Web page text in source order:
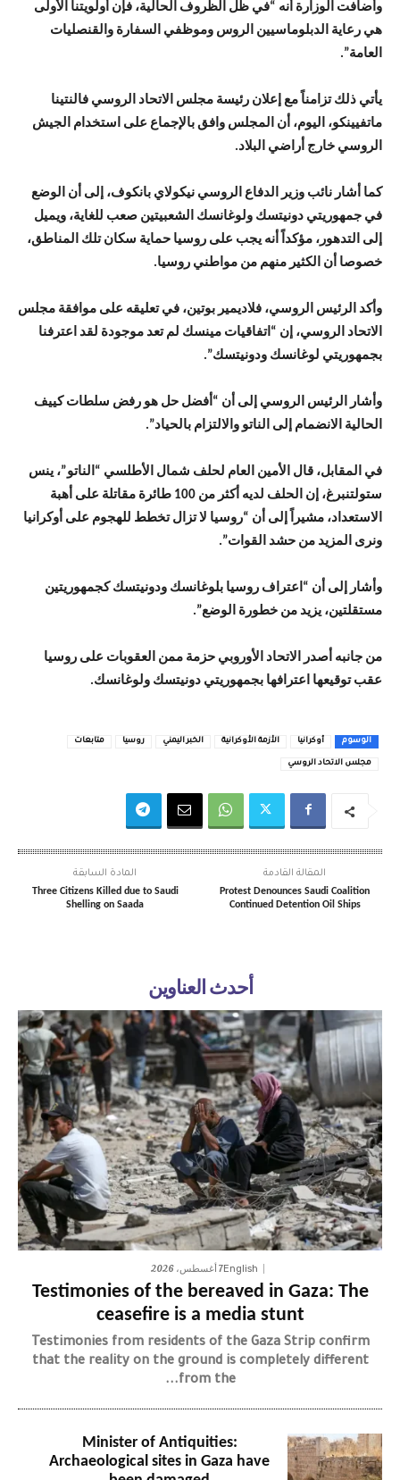
وأضافت الوزارة أنه “في ظل الظروف الحالية، فإن أولويتنا الأولى
هي رعاية الدبلوماسيين الروس وموظفي السفارة والقنصليات
العامة”.
يأتي ذلك تزامناً مع إعلان رئيسة مجلس الاتحاد الروسي فالنتينا
ماتفيينكو، اليوم، أن المجلس وافق بالإجماع على استخدام الجيش
الروسي خارج أراضي البلاد.
كما أشار نائب وزير الدفاع الروسي نيكولاي بانكوف، إلى أن الوضع
في جمهوريتي دونيتسك ولوغانسك الشعبيتين صعب للغاية، ويميل
إلى التدهور، مؤكداً أنه يجب على روسيا حماية سكان تلك المناطق،
خصوصا أن الكثير منهم من مواطني روسيا.
وأكد الرئيس الروسي، فلاديمير بوتين، في تعليقه على موافقة مجلس
الاتحاد الروسي، إن “اتفاقيات مينسك لم تعد موجودة لقد اعترفنا
بجمهوريتي لوغانسك ودونيتسك”.
وأشار الرئيس الروسي إلى أن “أفضل حل هو رفض سلطات كييف
الحالية الانضمام إلى الناتو والالتزام بالحياد”.
في المقابل، قال الأمين العام لحلف شمال الأطلسي “الناتو”، ينس
ستولتنبرغ، إن الحلف لديه أكثر من 100 طائرة مقاتلة على أهبة
الاستعداد، مشيراً إلى أن “روسيا لا تزال تخطط للهجوم على أوكرانيا
ونرى المزيد من حشد القوات”.
وأشار إلى أن “اعتراف روسيا بلوغانسك ودونيتسك كجمهوريتين
مستقلتين، يزيد من خطورة الوضع”.
من جانبه أصدر الاتحاد الأوروبي حزمة ممن العقوبات على روسيا
عقب توقيعها اعترافها بجمهوريتي دونيتسك ولوغانسك.
الوسوم أوكرانيا الأزمة الأوكرانية الخبر اليمني روسيا متابعات
مجلس الاتحاد الروسي
المادة السابقة
Three Citizens Killed due to Saudi
Shelling on Saada
المقالة القادمة
Protest Denounces Saudi Coalition
Continued Detention Oil Ships
أحدث العناوين
English7 أغسطس، 2026
Testimonies of the bereaved in Gaza: The
ceasefire is a media stunt
Testimonies from residents of the Gaza Strip confirm
that the reality on the ground is completely different
from the...
Minister of Antiquities:
Archaeological sites in Gaza have